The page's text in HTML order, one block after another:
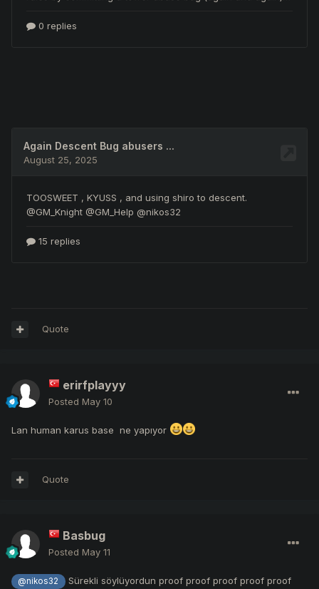
Quote
erirfplayyy
Posted May 10
Lan human karus base ne yapıyor
Quote
Basbug
Posted May 11
@nikos32
Sürekli söylüyordun proof proof proof proof proof